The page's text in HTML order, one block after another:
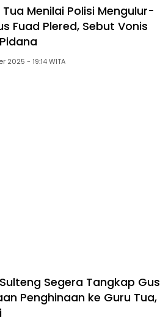
Menilai Polisi Mengulur-
Fuad Plered, Sebut Vonis
Kamis, 25 September 2025 - 19:14 WITA
Segera Tangkap Gus
Penghinaan ke Guru Tua,